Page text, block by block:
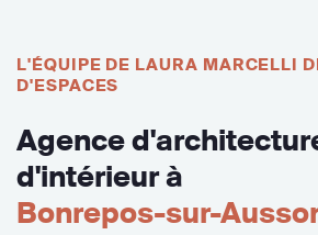
L'ÉQUIPE DE LAURA MARCELLI
D'ESPACES
Agence
d'intérieur à
Bonrepos-sur-